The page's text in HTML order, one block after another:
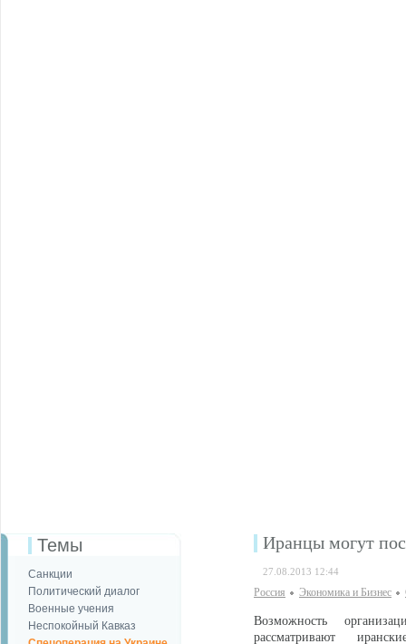
Темы
Санкции
Политический диалог
Военные учения
Неспокойный Кавказ
Иранцы могут
27.08.2013 12:44
Россия Экономика и Бизнес
Возможность
рассматривают